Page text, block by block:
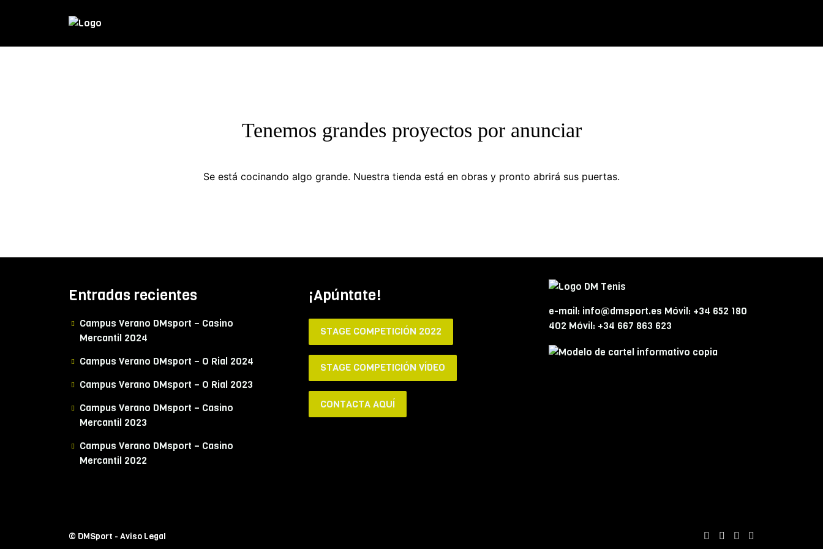
Tenemos grandes proyectos por anunciar
Se está cocinando algo grande. Nuestra tienda está en obras y pronto abrirá sus puertas.
Entradas recientes
Campus Verano DMsport – Casino
Mercantil 2024
Campus Verano DMsport – O Rial 2024
Campus Verano DMsport – O Rial 2023
Campus Verano DMsport – Casino
Mercantil 2023
Campus Verano DMsport – Casino
Mercantil 2022
¡Apúntate!
STAGE COMPETICIÓN 2022
STAGE COMPETICIÓN VÍDEO
CONTACTA AQUÍ
e-mail: info@dmsport.es Móvil: +34 652 180
402 Móvil: +34 667 863 623
© DMSport - Aviso Legal